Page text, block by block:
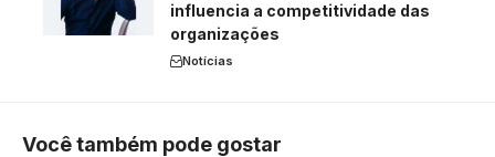
influencia a competitividade das
organizações
Notícias
Você também pode gostar